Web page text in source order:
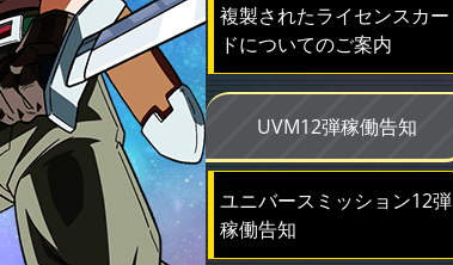
複製されたライセンスカー
ドについてのご案内
UVM12弾稼働告知
ユニバースミッション12弾
稼働告知